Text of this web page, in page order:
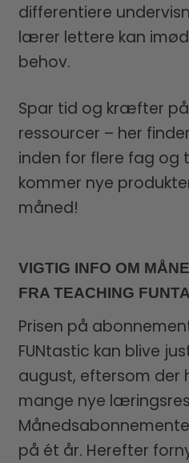
differentiere
lærer lettere kan
behov.
Spar tid og kræfter
ressourcer – her
inden for flere fag og
kommer nye
måned!
VIGTIG INFO OM
FRA TEACHING
Prisen på
FUNtastic kan blive
august, eftersom der
mange nye
på ét år. Herefter